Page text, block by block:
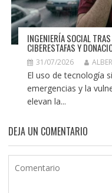
INGENIERÍA SOCIAL
CIBERESTAFAS Y
31/07/2026
El uso de tecnología
emergencias y la
elevan la...
DEJA UN COMENTARIO